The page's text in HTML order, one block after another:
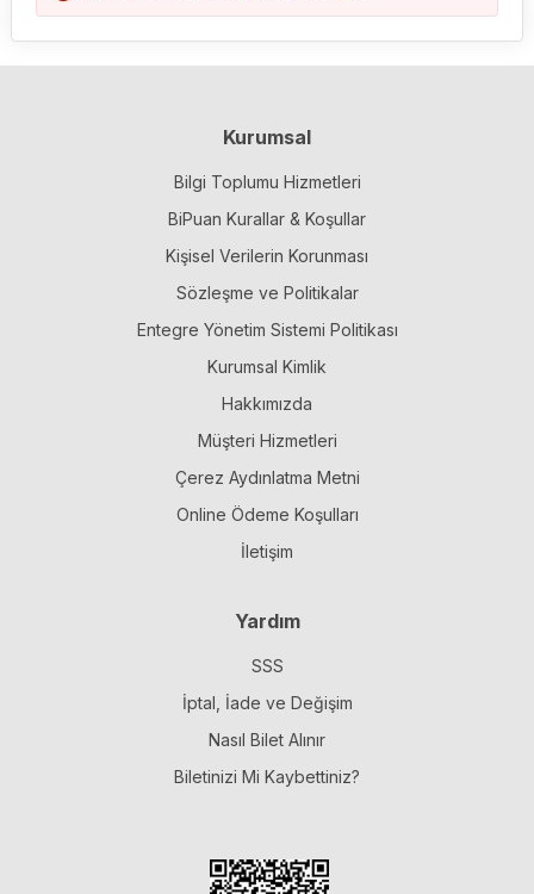
Kurumsal
Bilgi Toplumu Hizmetleri
BiPuan Kurallar & Koşullar
Kişisel Verilerin Korunması
Sözleşme ve Politikalar
Entegre Yönetim Sistemi Politikası
Kurumsal Kimlik
Hakkımızda
Müşteri Hizmetleri
Çerez Aydınlatma Metni
Online Ödeme Koşulları
İletişim
Yardım
SSS
İptal, İade ve Değişim
Nasıl Bilet Alınır
Biletinizi Mi Kaybettiniz?